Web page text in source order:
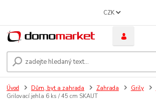
CZK
Úvod Dům, byt a zahrada Zahrada Grily
Grilovací jehla 6 ks / 45 cm SKAUT